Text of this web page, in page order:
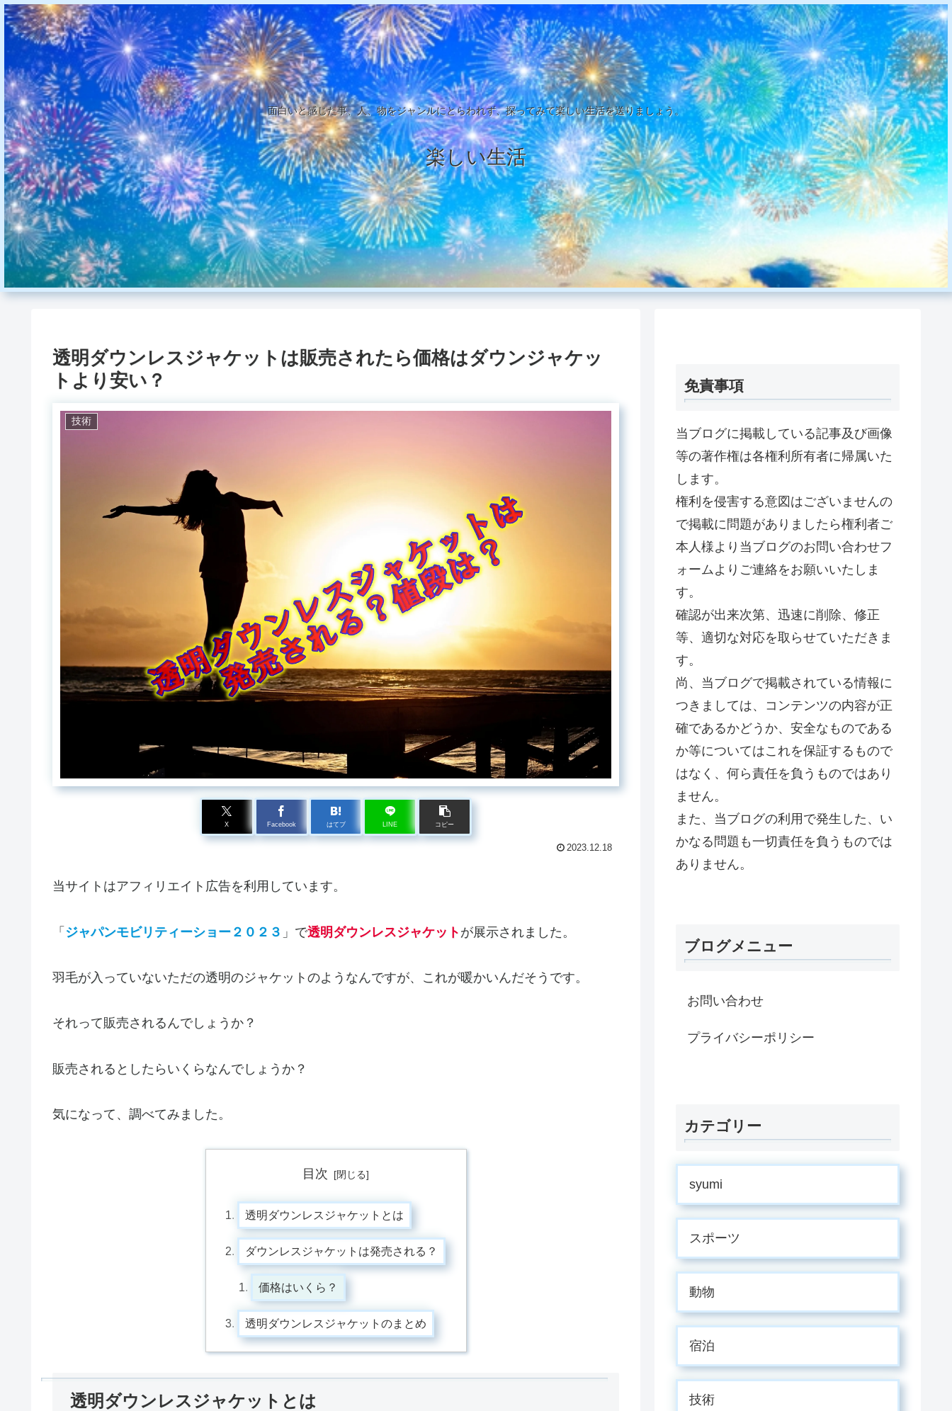
面白いと感じた事、人、物をジャンルにとらわれず、探ってみて楽しい生活を送りましょう。
楽しい生活
透明ダウンレスジャケットは販売されたら価格はダウンジャケッ
トより安い？
技術
X Facebook はてブ LINE コピー
2023.12.18
当サイトはアフィリエイト広告を利用しています。
「 ジャパンモビリティーショー２０２３ 」で透明ダウンレスジャケット が展示されました。
羽毛が入っていないただの透明のジャケットのようなんですが、これが暖かいんだそうです。
それって販売されるんでしょうか？
販売されるとしたらいくらなんでしょうか？
気になって、調べてみました。
目次
透明ダウンレスジャケットとは
ダウンレスジャケットは発売される？
価格はいくら？
透明ダウンレスジャケットのまとめ
透明ダウンレスジャケットとは
免責事項
当ブログに掲載している記事及び画像
等の著作権は各権利所有者に帰属いた
します。
権利を侵害する意図はございませんの
で掲載に問題がありましたら権利者ご
本人様より当ブログのお問い合わせフ
ォームよりご連絡をお願いいたしま
す。
確認が出来次第、迅速に削除、修正
等、適切な対応を取らせていただきま
す。
尚、当ブログで掲載されている情報に
つきましては、コンテンツの内容が正
確であるかどうか、安全なものである
か等についてはこれを保証するもので
はなく、何ら責任を負うものではあり
ません。
また、当ブログの利用で発生した、い
かなる問題も一切責任を負うものでは
ありません。
ブログメニュー
お問い合わせ
プライバシーポリシー
カテゴリー
syumi
スポーツ
動物
宿泊
技術